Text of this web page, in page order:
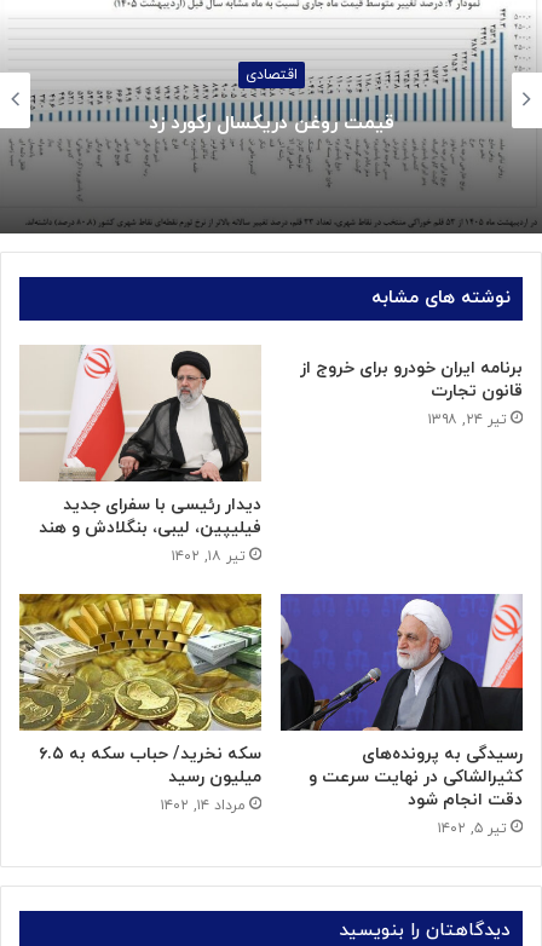
اقتصادی
قیمت روغن دریکسال رکورد زد
نوشته های مشابه
برنامه ایران خودرو برای خروج از
قانون تجارت
تیر ۲۴, ۱۳۹۸
دیدار رئیسی با سفرای جدید
فیلیپین، لیبی، بنگلادش و هند
تیر ۱۸, ۱۴۰۲
رسیدگی به پرونده‌های
کثیرالشاکی در نهایت سرعت و
دقت انجام شود
تیر ۵, ۱۴۰۲
سکه نخرید/ حباب سکه به ۶.۵
میلیون رسید
مرداد ۱۴, ۱۴۰۲
دیدگاهتان را بنویسید